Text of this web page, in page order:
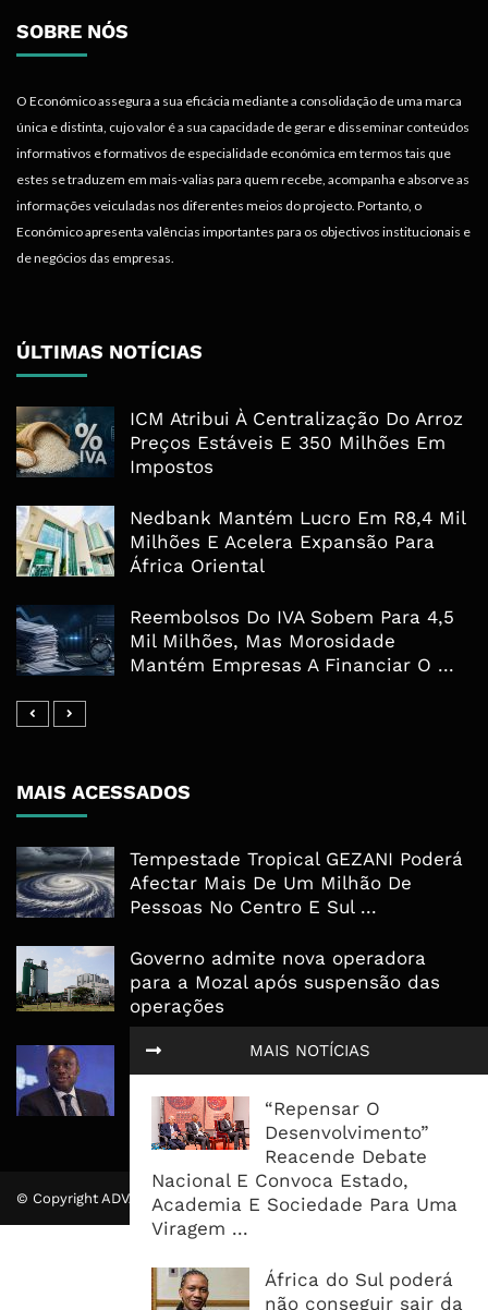
MAIS NOTÍCIAS
“Repensar O
Desenvolvimento”
Reacende Debate
Nacional E Convoca Estado,
Academia E Sociedade Para Uma
Viragem ...
África do Sul poderá
não conseguir sair da
SOBRE NÓS
O Económico assegura a sua eficácia mediante a consolidação de uma marca
única e distinta, cujo valor é a sua capacidade de gerar e disseminar conteúdos
informativos e formativos de especialidade económica em termos tais que
estes se traduzem em mais-valias para quem recebe, acompanha e absorve as
informações veiculadas nos diferentes meios do projecto. Portanto, o
Económico apresenta valências importantes para os objectivos institucionais e
de negócios das empresas.
ÚLTIMAS NOTÍCIAS
ICM Atribui À Centralização Do Arroz
Preços Estáveis E 350 Milhões Em
Impostos
Nedbank Mantém Lucro Em R8,4 Mil
Milhões E Acelera Expansão Para
África Oriental
Reembolsos Do IVA Sobem Para 4,5
Mil Milhões, Mas Morosidade
Mantém Empresas A Financiar O ...
MAIS ACESSADOS
Tempestade Tropical GEZANI Poderá
Afectar Mais De Um Milhão De
Pessoas No Centro E Sul ...
Governo admite nova operadora
para a Mozal após suspensão das
operações
CEO do Standard Bank pede ao
Governo que “saia do caminho” e
facilite os negócios
© Copyright ADVALUE. Todos Direitos Reservados.